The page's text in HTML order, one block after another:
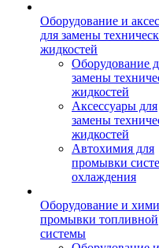
Оборудование и
для замены
жидкостей
Оборудование
замены
жидкостей
Аксессуары для
замены
жидкостей
Автохимия для
промывки
охлаждения
Оборудование и
промывки топливной
системы